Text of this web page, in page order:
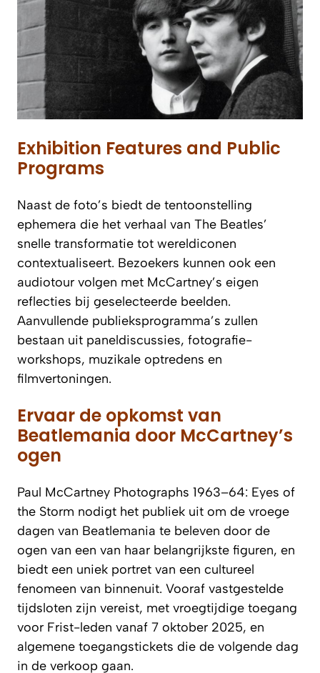
Exhibition Features and Public
Programs
Naast de foto’s biedt de tentoonstelling
ephemera die het verhaal van The Beatles’
snelle transformatie tot wereldiconen
contextualiseert. Bezoekers kunnen ook een
audiotour volgen met McCartney’s eigen
reflecties bij geselecteerde beelden.
Aanvullende publieksprogramma’s zullen
bestaan uit paneldiscussies, fotografie-
workshops, muzikale optredens en
filmvertoningen.
Ervaar de opkomst van
Beatlemania door McCartney’s
ogen
Paul McCartney Photographs 1963–64: Eyes of
the Storm nodigt het publiek uit om de vroege
dagen van Beatlemania te beleven door de
ogen van een van haar belangrijkste figuren, en
biedt een uniek portret van een cultureel
fenomeen van binnenuit. Vooraf vastgestelde
tijdsloten zijn vereist, met vroegtijdige toegang
voor Frist-leden vanaf 7 oktober 2025, en
algemene toegangstickets die de volgende dag
in de verkoop gaan.